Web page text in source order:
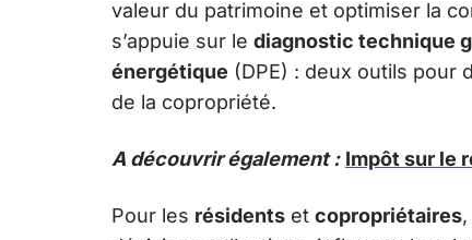
valeur du patrimoine et optimiser la
s’appuie sur le diagnostic technique
énergétique (DPE) : deux outils pour
de la copropriété.
A découvrir également : Impôt sur le
Pour les résidents et copropriétaires